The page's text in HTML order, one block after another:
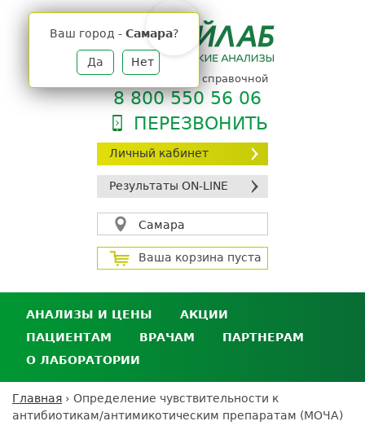
Личный кабинет
Результаты ON-LINE
Самара
Ваш город - Самара?
Да Нет
Ваша корзина пуста
телефон единой справочной
8 800 550 56 06
ПЕРЕЗВОНИТЬ
АНАЛИЗЫ И ЦЕНЫ
Анализы и цены
Где сдать анализы
Выезд на дом
Подготовка к анализам
АКЦИИ
ПАЦИЕНТАМ
Личный кабинет пациента
Дисконтная программа
ДМС
ВРАЧАМ
Экскурсия в
ПАРТНЕРАМ
кабинет
партнёра
О ЛАБОРАТОРИИ
Контроль качества
Вы
Главная › Определение чувствительности к
антибиотикам/антимикотическим препаратам (МОЧА)